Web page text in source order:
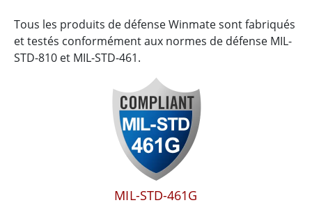
Tous les produits de défense Winmate sont fabriqués
et testés conformément aux normes de défense MIL-
STD-810 et MIL-STD-461.
MIL-STD-461G